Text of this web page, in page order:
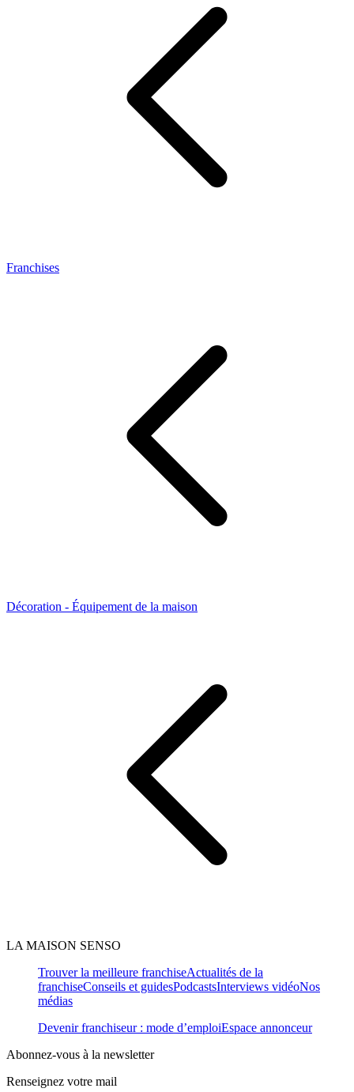
Franchises
Décoration - Équipement de la maison
LA MAISON SENSO
Trouver la meilleure franchiseActualités de la
franchiseConseils et guidesPodcastsInterviews vidéoNos
médias
Devenir franchiseur : mode d’emploiEspace annonceur
Abonnez-vous à la newsletter
Renseignez votre mail